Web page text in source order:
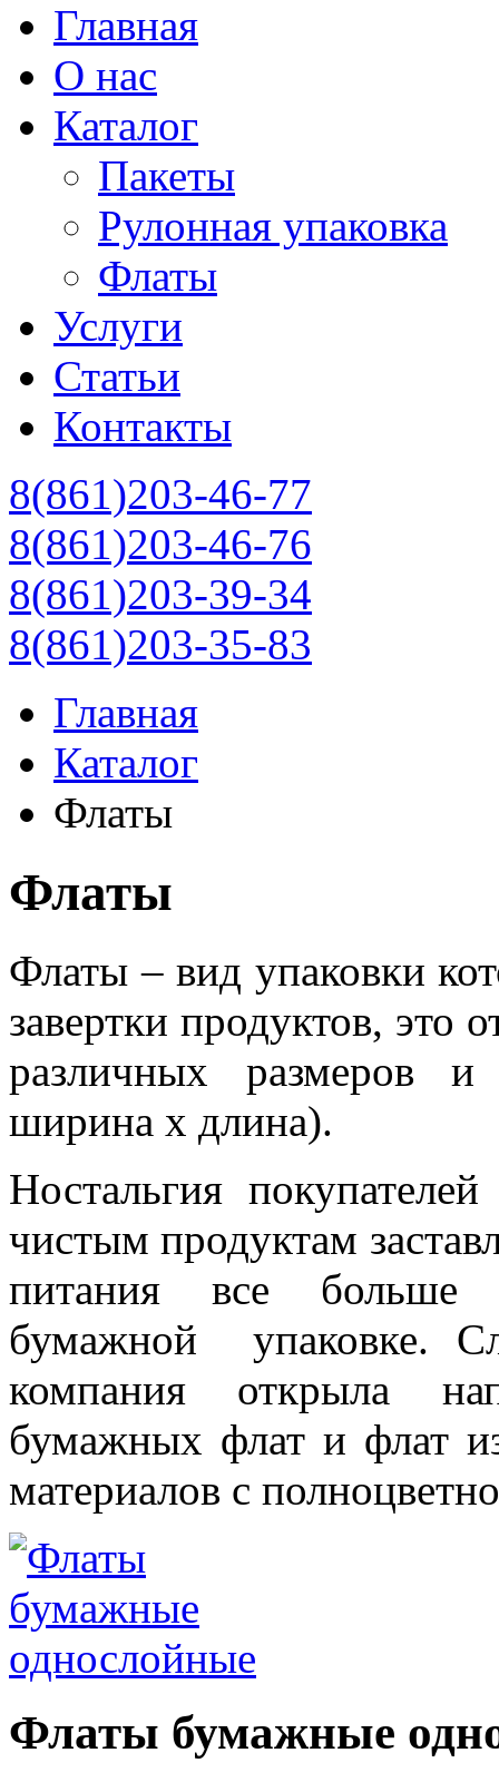
Главная
О нас
Каталог
Пакеты
Рулонная упаковка
Флаты
Услуги
Статьи
Контакты
8(861)203-46-77
8(861)203-46-76
8(861)203-39-34
8(861)203-35-83
Главная
Каталог
Флаты
Флаты
Флаты – вид упаковки
завертки продуктов, это
различных размеров
ширина х длина).
Ностальгия
чистым продуктам
питания все больше
бумажной упаковке.
компания открыла
бумажных флат и флат
материалов с
Флаты бумажные